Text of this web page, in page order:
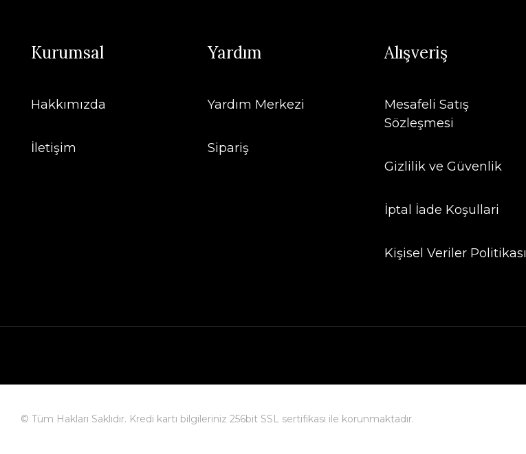
Kurumsal
Hakkımızda
İletişim
Yardım
Yardım Merkezi
Sipariş
Alışveriş
Mesafeli Satış
Sözleşmesi
Gizlilik ve Güvenlik
İptal İade Koşullari
Kişisel Veriler Politikası
© Tüm Hakları Saklıdır. Kredi kartı bilgileriniz 256bit SSL sertifikası ile korunmaktadır.